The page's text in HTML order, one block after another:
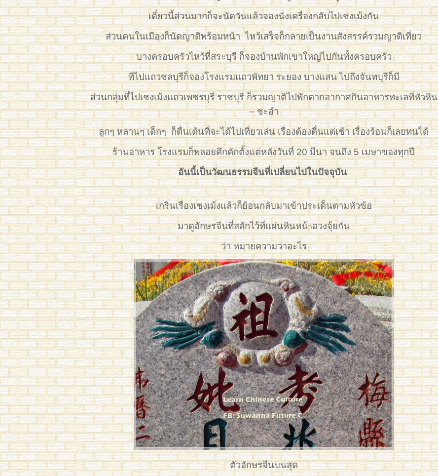
เดี๋ยวนี้ส่วนมากก็จะนัดวันแล้วจองนั่งเครื่องกลับไปเชงเม้งกัน
ส่วนคนในเมืองก็นัดญาติพร้อมหน้า ไหว้เสร็จก็กลายเป็นงานสังสรรค์รวมญาติเที่ยว
บางครอบครัวไหว้ที่สระบุรี ก็จองบ้านพักเขาใหญ่ไปกันทั้งครอบครัว
ที่ไปแถวชลบุรีก็จองโรงแรมแถวพัทยา ระยอง บางแสน ไปถึงจันทบุรีก็มี
ส่วนกลุ่มที่ไปเชงเม้งแถวเพชรบุรี ราชบุรี ก็รวมญาติไปพักตากอากาศกินอาหารทะเลที่หัวหิน
– ชะอำ
ลูกๆ หลานๆ เด็กๆ ก็ตื่นเต้นที่จะได้ไปเที่ยวเล่น เรื่องต้องตื่นแต่เช้า เรื่องร้อนก็เลยทนได้
ร้านอาหาร โรงแรมก็พลอยคึกคักตั้งแต่หลังวันที่ 20 มีนา จนถึง 5 เมษาของทุกปี
อันนี้เป็นวัฒนธรรมจีนที่เปลี่ยนไปในปัจจุบัน
…………………………..
เกริ่นเรื่องเชงเม้งแล้วก็ย้อนกลับมาเข้าประเด็นตามหัวข้อ
มาดูอักษรจีนที่สลักไว้ที่แผ่นหินหน้าฮวงจุ้ยกัน
ว่า หมายความว่าอะไร
ตัวอักษรจีนบนสุด